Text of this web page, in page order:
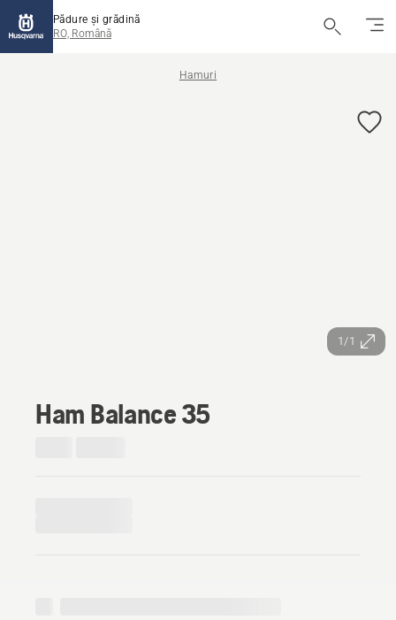
Pădure și grădină
RO, Română
Hamuri
1/1
Ham Balance 35